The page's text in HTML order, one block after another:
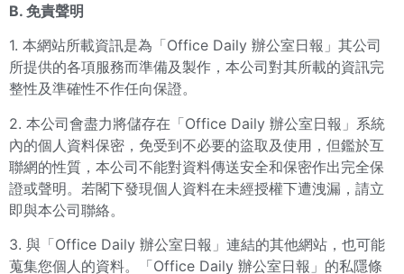
B. 免責聲明
1. 本網站所載資訊是為「Office Daily 辦公室日報」其公司
所提供的各項服務而準備及製作，本公司對其所載的資訊完
整性及準確性不作任向保證。
2. 本公司會盡力將儲存在「Office Daily 辦公室日報」系統
內的個人資料保密，免受到不必要的盜取及使用，但鑑於互
聯網的性質，本公司不能對資料傳送安全和保密作出完全保
證或聲明。若閣下發現個人資料在未經授權下遭洩漏，請立
即與本公司聯絡。
3. 與「Office Daily 辦公室日報」連結的其他網站，也可能
蒐集您個人的資料。「Office Daily 辦公室日報」的私隱條